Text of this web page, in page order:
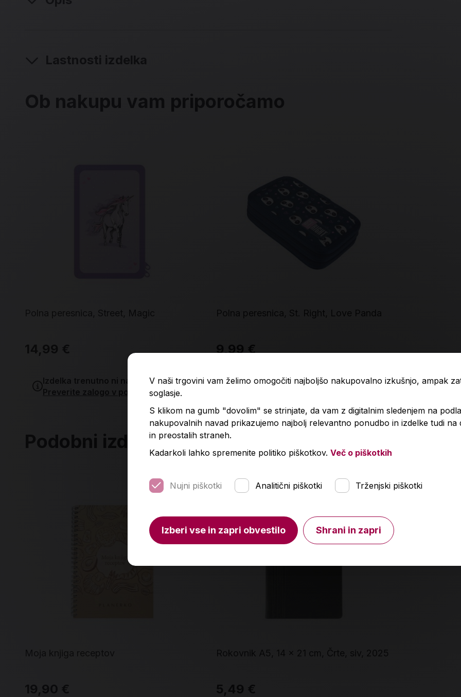
Lastnosti izdelka
Ob nakupu vam priporočamo
Polna peresnica, Street, Magic
14,99 €
Izdelka trenutno ni na zalogi.
Preverite zalogo v poslovalnicah.
Polna peresnica, St. Right, Love Panda
9,99 €
Izdelka trenutno ni na zalogi.
22,90 €
Podobni izdelki
Moja knjiga receptov
19,90 €
Rokovnik A5, 14 x 21 cm, Črte, siv, 2025
5,49 €
V naši trgovini vam želimo omogočiti najboljšo nakupovalno izkušnjo, ampak
soglasje.
S klikom na gumb "dovolim" se strinjate, da vam z digitalnim sledenjem na
nakupovalnih navad prikazujemo najbolj relevantno ponudbo in izdelke tudi na
in preostalih straneh.
Kadarkoli lahko spremenite politiko piškotkov. Več o piškotkih
Nujni piškotki Analitični piškotki Trženjski piškotki
Izberi vse in zapri obvestilo Shrani in zapri